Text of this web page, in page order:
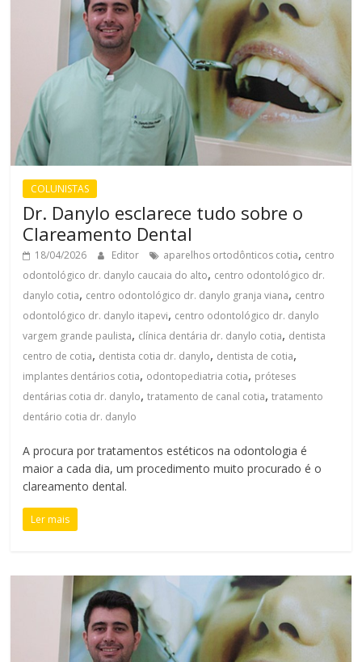
COLUNISTAS
Dr. Danylo esclarece tudo sobre o
Clareamento Dental
18/04/2026 Editor aparelhos ortodônticos cotia, centro
odontológico dr. danylo caucaia do alto, centro odontológico dr.
danylo cotia, centro odontológico dr. danylo granja viana, centro
odontológico dr. danylo itapevi, centro odontológico dr. danylo
vargem grande paulista, clínica dentária dr. danylo cotia, dentista
centro de cotia, dentista cotia dr. danylo, dentista de cotia,
implantes dentários cotia, odontopediatria cotia, próteses
dentárias cotia dr. danylo,tratamento de canal cotia,tratamento
dentário cotia dr. danylo
A procura por tratamentos estéticos na odontologia é
maior a cada dia, um procedimento muito procurado é o
clareamento dental.
Ler mais